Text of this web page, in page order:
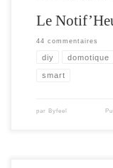
Le
44 commentaires
diy domotique
smart
par Byfeel